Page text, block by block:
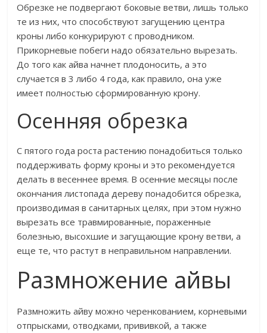
Обрезке не подвергают боковые ветви, лишь только
те из них, что способствуют загущению центра
кроны либо конкурируют с проводником.
Прикорневые побеги надо обязательно вырезать.
До того как айва начнет плодоносить, а это
случается в 3 либо 4 года, как правило, она уже
имеет полностью сформированную крону.
Осенняя обрезка
С пятого года роста растению понадобиться только
поддерживать форму кроны и это рекомендуется
делать в весеннее время. В осенние месяцы после
окончания листопада дереву понадобится обрезка,
производимая в санитарных целях, при этом нужно
вырезать все травмированные, пораженные
болезнью, высохшие и загущающие крону ветви, а
еще те, что растут в неправильном направлении.
Размножение айвы
Размножить айву можно черенкованием, корневыми
отпрысками, отводками, прививкой, а также